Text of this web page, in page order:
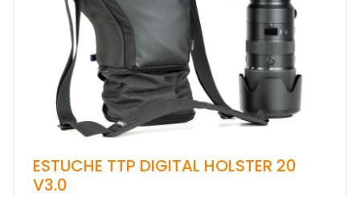
ESTUCHE TTP DIGITAL HOLSTER 20
V3.0